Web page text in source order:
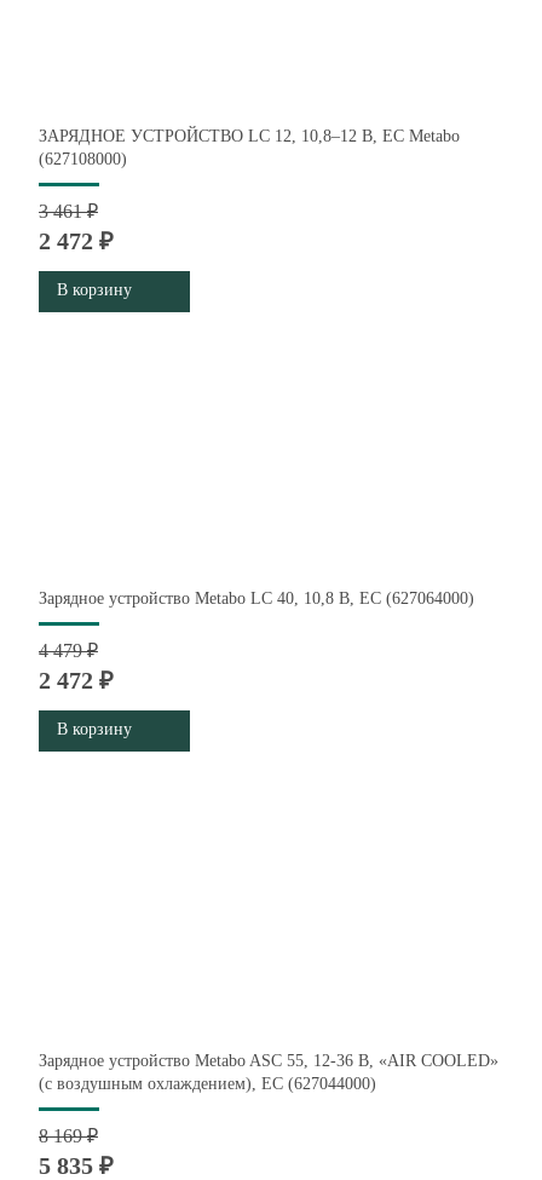
ЗАРЯДНОЕ УСТРОЙСТВО LC 12, 10,8–12 В, ЕС Metabo
(627108000)
3 461 ₽
2 472 ₽
В корзину
Зарядное устройство Metabo LC 40, 10,8 В, ЕС (627064000)
4 479 ₽
2 472 ₽
В корзину
Зарядное устройство Metabo ASC 55, 12-36 В, «AIR COOLED»
(с воздушным охлаждением), ЕС (627044000)
8 169 ₽
5 835 ₽